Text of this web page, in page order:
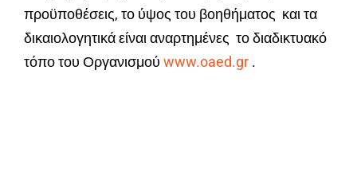
προϋποθέσεις, το ύψος του βοηθήματος και τα
δικαιολογητικά είναι αναρτημένες το διαδικτυακό
τόπο του Οργανισμού www.oaed.gr .